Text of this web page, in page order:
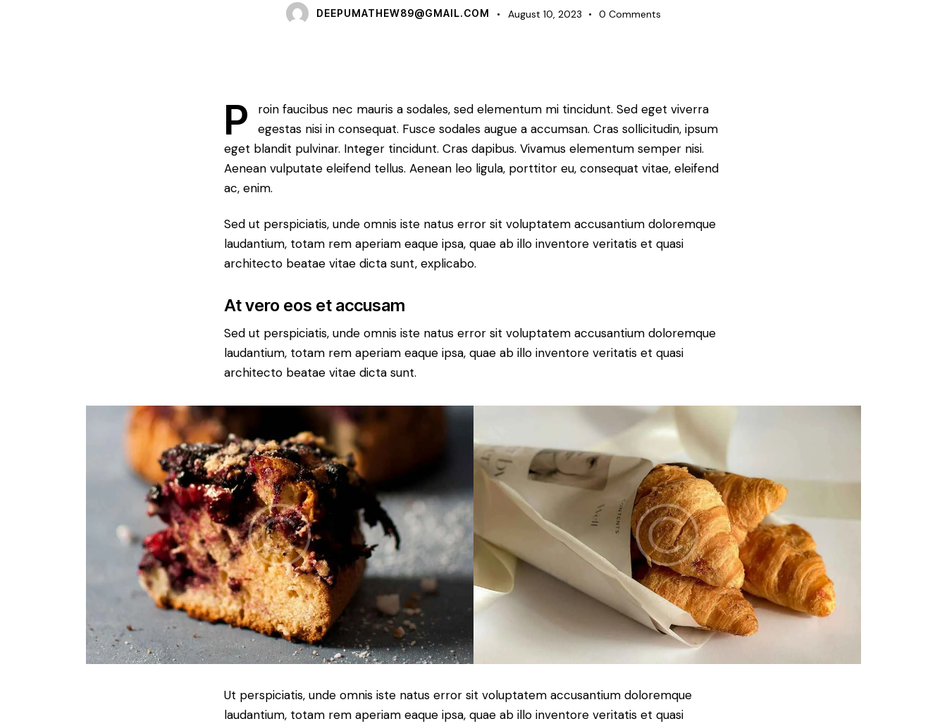
DEEPUMATHEW89@GMAIL.COM August 10, 2023 0 Comments
P
roin faucibus nec mauris a sodales, sed elementum mi tincidunt. Sed eget viverra
egestas nisi in consequat. Fusce sodales augue a accumsan. Cras sollicitudin, ipsum
eget blandit pulvinar. Integer tincidunt. Cras dapibus. Vivamus elementum semper nisi.
Aenean vulputate eleifend tellus. Aenean leo ligula, porttitor eu, consequat vitae, eleifend
ac, enim.
Sed ut perspiciatis, unde omnis iste natus error sit voluptatem accusantium doloremque
laudantium, totam rem aperiam eaque ipsa, quae ab illo inventore veritatis et quasi
architecto beatae vitae dicta sunt, explicabo.
At vero eos et accusam
Sed ut perspiciatis, unde omnis iste natus error sit voluptatem accusantium doloremque
laudantium, totam rem aperiam eaque ipsa, quae ab illo inventore veritatis et quasi
architecto beatae vitae dicta sunt.
Ut perspiciatis, unde omnis iste natus error sit voluptatem accusantium doloremque
laudantium, totam rem aperiam eaque ipsa, quae ab illo inventore veritatis et quasi